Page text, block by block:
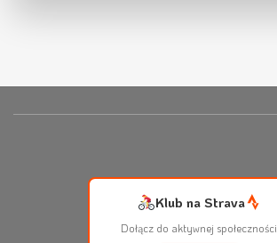
Klub na Strava
Dołącz do aktywnej społeczności